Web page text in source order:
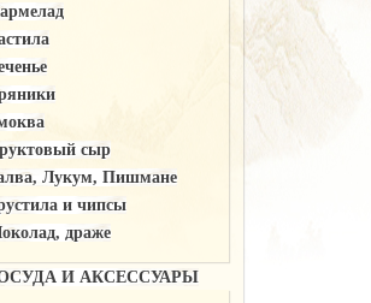
сыр
Лукум, Пишмане
и чипсы
драже
И АКСЕССУАРЫ